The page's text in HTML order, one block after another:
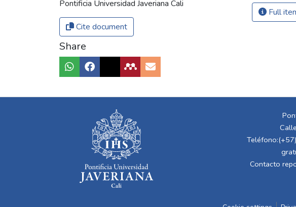
Pontificia Universidad Javeriana Cali
Cite document
Share
Full
Contacto